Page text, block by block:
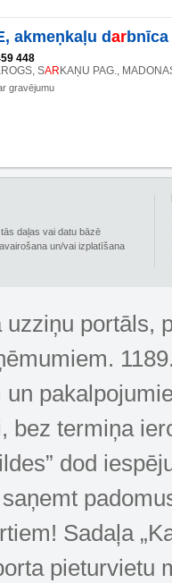
akmeņkaļu darbnīca
448
SAR KAŅU PAG.,
gravējumu
daļas vai datu bāzē
un/vai izplatīšana
uzziņu portāls,
un
bez termiņa
dod
Sadaļa
pieturvietu